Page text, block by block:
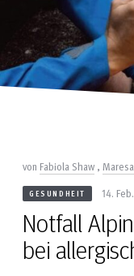
von Fabiola Shaw,
GESUNDHEIT 14.
Notfall
bei